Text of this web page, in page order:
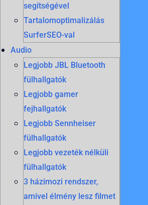
segítségével
Tartalomoptimalizálás
SurferSEO-val
Audio
Legjobb JBL Bluetooth
fülhallgatók
Legjobb gamer
fejhallgatók
Legjobb Sennheiser
fülhallgatók
Legjobb vezeték nélküli
fülhallgatók
3 házimozi rendszer,
amivel élmény lesz filmet